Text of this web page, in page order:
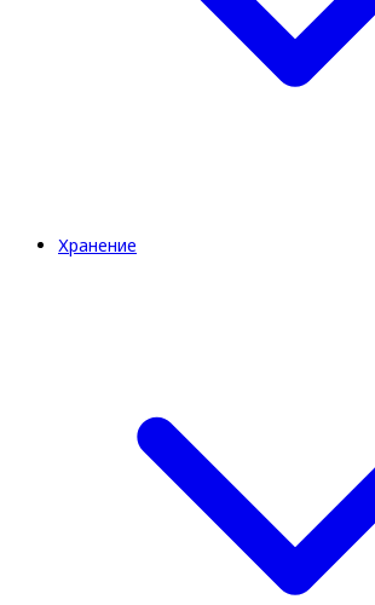
Хранение